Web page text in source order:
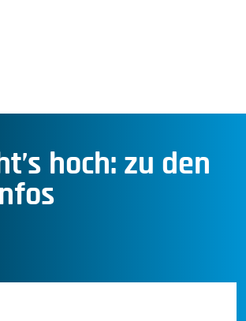
hoch: zu den